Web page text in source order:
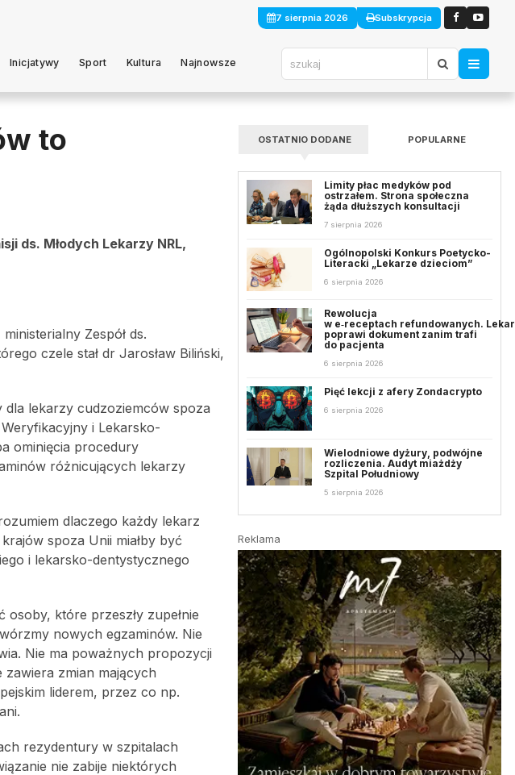
7 sierpnia 2026 Subskrypcja
Inicjatywy Sport Kultura Najnowsze
to
ds. Młodych Lekarzy NRL,
Zespół ds.
czele stał dr Jarosław Biliński,
lekarzy cudzoziemców spoza
i Lekarsko-
ominięcia procedury
różnicujących lekarzy
dlaczego każdy lekarz
spoza Unii miałby być
i lekarsko-dentystycznego
które przeszły zupełnie
nowych egzaminów. Nie
Nie ma poważnych propozycji
zmian mających
liderem, przez co np.
rezydentury w szpitalach
nie zabije niektórych
OSTATNIO DODANE POPULARNE
Limity płac medyków pod
ostrzałem. Strona społeczna
żąda dłuższych konsultacji
7 sierpnia 2026
Ogólnopolski Konkurs Poetycko-
Literacki „Lekarze dzieciom”
6 sierpnia 2026
Rewolucja
w e‑receptach refundowanych.
poprawi dokument zanim trafi
do pacjenta
6 sierpnia 2026
Pięć lekcji z afery Zondacrypto
6 sierpnia 2026
Wielodniowe dyżury, podwójne
rozliczenia. Audyt miażdży
Szpital Południowy
5 sierpnia 2026
Reklama